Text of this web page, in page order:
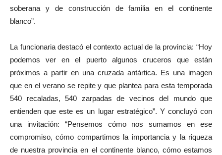
soberana y de construcción de familia en el continente
blanco”.
La funcionaria destacó el contexto actual de la provincia: “Hoy
podemos ver en el puerto algunos cruceros que están
próximos a partir en una cruzada antártica. Es una imagen
que en el verano se repite y que plantea para esta temporada
540 recaladas, 540 zarpadas de vecinos del mundo que
entienden que este es un lugar estratégico”. Y concluyó con
una invitación: “Pensemos cómo nos sumamos en ese
compromiso, cómo compartimos la importancia y la riqueza
de nuestra provincia en el continente blanco, cómo estamos